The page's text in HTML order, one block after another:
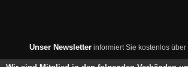
Unser Newsletterinformiert Sie kostenlos über